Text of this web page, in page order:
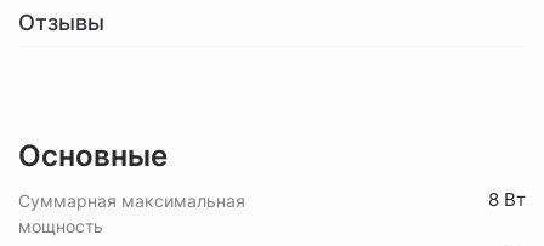
Отзывы
Основные
Суммарная максимальная
мощность
8 Вт